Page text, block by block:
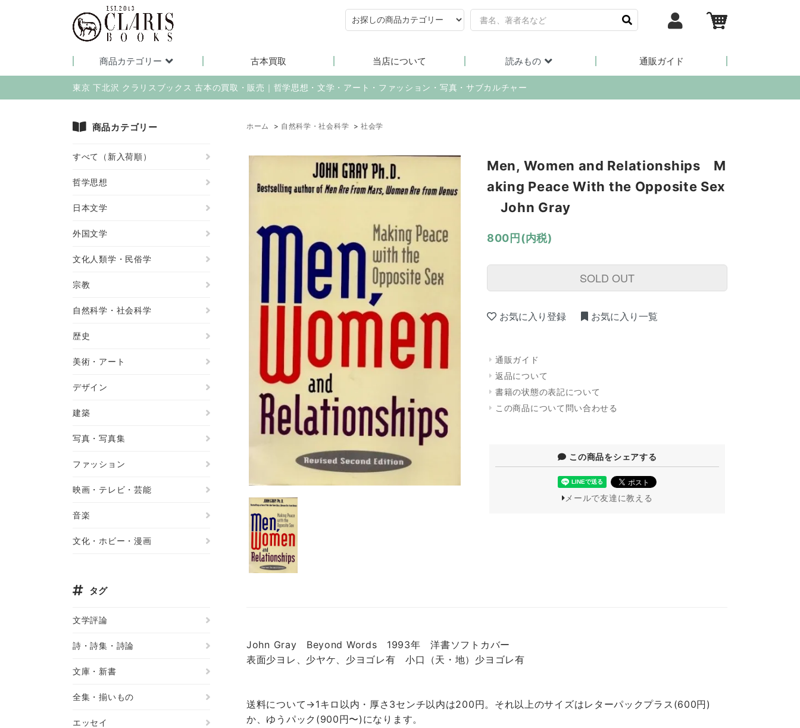
商品カテゴリー 古本買取 当店について 読みもの 通販ガイド
東京 下北沢 クラリスブックス 古本の買取・販売｜哲学思想・文学・アート・ファッション・写真・サブカルチャー
ホーム > 自然科学・社会科学 >社会学
Men, Women and Relationships M
aking Peace With the Opposite Sex
John Gray
800円(内税)
SOLD OUT
お気に入り登録 お気に入り一覧
通販ガイド
返品について
書籍の状態の表記について
この商品について問い合わせる
この商品をシェアする
メールで友達に教える
John Gray Beyond Words 1993年 洋書ソフトカバー
表面少ヨレ、少ヤケ、少ヨゴレ有 小口（天・地）少ヨゴレ有
送料について→1キロ以内・厚さ3センチ以内は200円。それ以上のサイズはレターパックプラス(600円)
か、ゆうパック(900円〜)になります。
商品カテゴリー
すべて（新入荷順）
哲学思想
日本文学
外国文学
文化人類学・民俗学
宗教
自然科学・社会科学
歴史
美術・アート
デザイン
建築
写真・写真集
ファッション
映画・テレビ・芸能
音楽
文化・ホビー・漫画
タグ
文学評論
詩・詩集・詩論
文庫・新書
全集・揃いもの
エッセイ